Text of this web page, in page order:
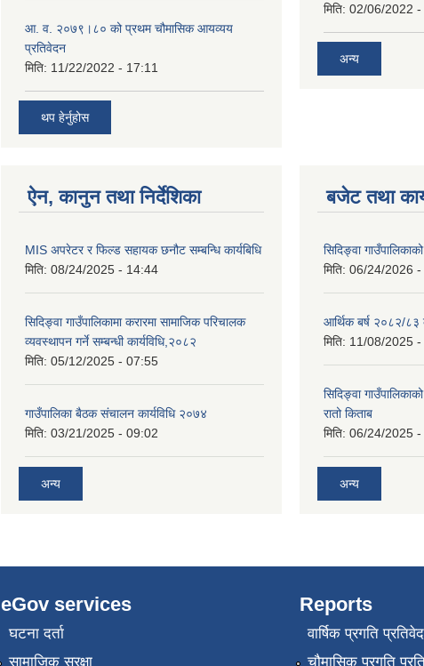
आ. व. २०७९।८० को प्रथम चौमासिक आयव्यय
प्रतिवेदन
मिति: 11/22/2022 - 17:11
थप हेर्नुहोस
मिति: 02/06/2022 -
अन्य
ऐन, कानुन तथा निर्देशिका
MIS अपरेटर र फिल्ड सहायक छनौट सम्बन्धि कार्यबिधि
मिति: 08/24/2025 - 14:44
सिदिङ्वा गाउँपालिकामा करारमा सामाजिक परिचालक
व्यवस्थापन गर्ने सम्बन्धी कार्यविधि,२०८२
मिति: 05/12/2025 - 07:55
गाउँपालिका बैठक संचालन कार्यविधि २०७४
मिति: 03/21/2025 - 09:02
अन्य
बजेट तथा
सिदिङ्वा
मिति: 06/24/2026 -
आर्थिक बर्ष २०८२/
मिति: 11/08/2025 -
सिदिङ्वा
रातो किताब
मिति: 06/24/2025 -
अन्य
eGov services
घटना दर्ता
सामाजिक सुरक्षा
Reports
वार्षिक प्रगति
चौमासिक प्रगति